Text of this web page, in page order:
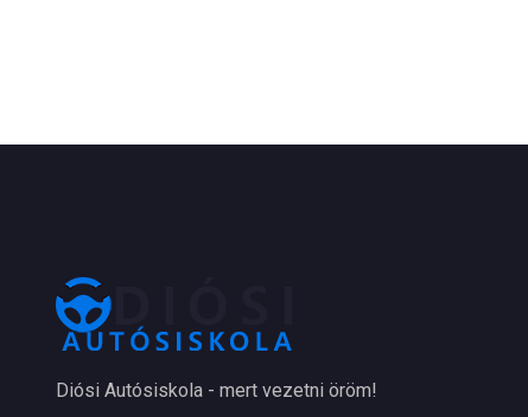
Diósi Autósiskola - mert vezetni öröm!